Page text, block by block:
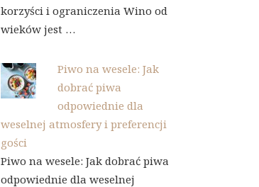
korzyści i ograniczenia Wino od
wieków jest …
Piwo na wesele: Jak
dobrać piwa
odpowiednie dla
weselnej atmosfery i preferencji
gości
Piwo na wesele: Jak dobrać piwa
odpowiednie dla weselnej